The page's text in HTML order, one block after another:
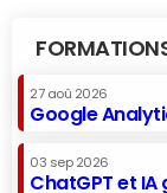
27 aoû 2026
Google
03 sep 2026
ChatGPT et